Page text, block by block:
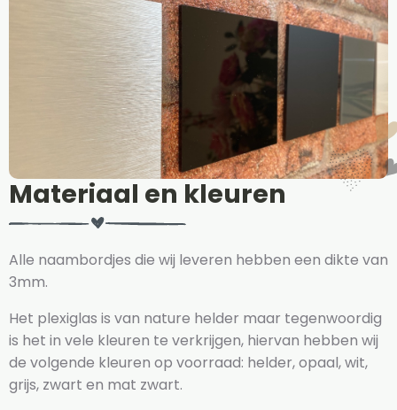
Materiaal en kleuren
Alle naambordjes die wij leveren hebben een dikte van
3mm.
Het plexiglas is van nature helder maar tegenwoordig
is het in vele kleuren te verkrijgen, hiervan hebben wij
de volgende kleuren op voorraad: helder, opaal, wit,
grijs, zwart en mat zwart.